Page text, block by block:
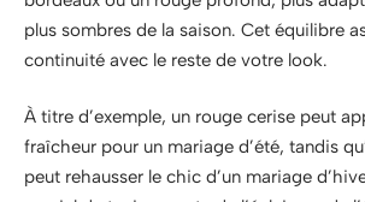
plus sombres de la saison. Cet équilibre
continuité avec le reste de votre look.
À titre d’exemple, un rouge cerise peut
fraîcheur pour un mariage d’été, tandis
peut rehausser le chic d’un mariage